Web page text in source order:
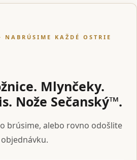
NABRÚSIME KAŽDÉ OSTRIE
Mlynčeky.
Nože Sečanský™.
brúsime, alebo rovno odošlite
objednávku.